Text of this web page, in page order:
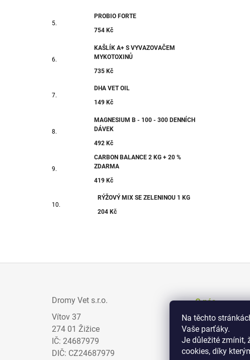
Na těchto
Vaše parťáky.
Je důležité zmínit,
cookies, díky
PROBIO FORTE
754 Kč
KAŠLÍK A+ S VYVAZOVAČEM
MYKOTOXINŮ
735 Kč
DHA VET OIL
149 Kč
MAGNESIUM B - 100 - 300 DENNÍCH
DÁVEK
492 Kč
CARBON BALANCE 2 KG + 20 %
ZDARMA
419 Kč
RÝŽOVÝ MIX SE ZELENINOU 1 KG
204 Kč
Dromy Vet s.r.o.
Vítov 37
274 01 Žižice
IČ: 24687979
DIČ: CZ24687979
O nás
Prodejci
Zajímavosti
Obchodni